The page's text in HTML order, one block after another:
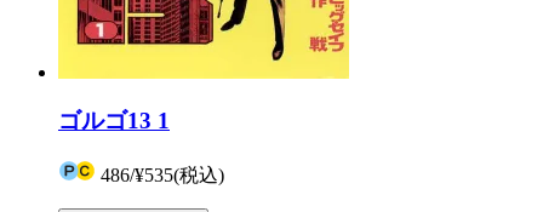
ゴルゴ13 1
486/¥535(税込)